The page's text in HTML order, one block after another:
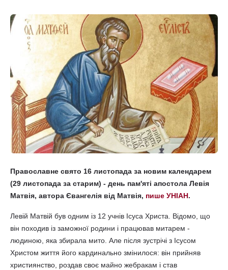
Православне свято 16 листопада за новим календарем
(29 листопада за старим) - день пам'яті апостола Левія
Матвія, автора Євангелія від Матвія, пише УНІАН.
Левій Матвій був одним із 12 учнів Ісуса Христа. Відомо, що
він походив із заможної родини і працював митарем -
людиною, яка збирала мито. Але після зустрічі з Ісусом
Христом життя його кардинально змінилося: він прийняв
християнство, роздав своє майно жебракам і став